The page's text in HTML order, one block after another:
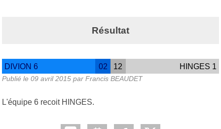
Résultat
DIVION 6 02 12 HINGES 1
Publié le 09 avril 2015 par Francis BEAUDET
L'équipe 6 recoit HINGES.